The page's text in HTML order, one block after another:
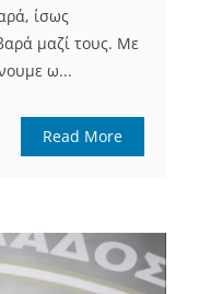
ίσως
μαζί τους. Με
ω...
Read More